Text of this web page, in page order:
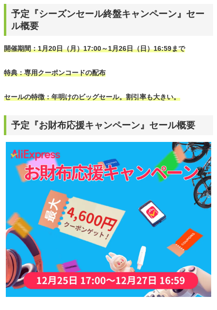
予定『シーズンセール終盤キャンペーン』セー
ル概要
開催期間：1月20日（月）17:00～1月26日（日）16:59まで
特典：専用クーポンコードの配布
セールの特徴：年明けのビッグセール。割引率も大きい。
予定『お財布応援キャンペーン』セール概要